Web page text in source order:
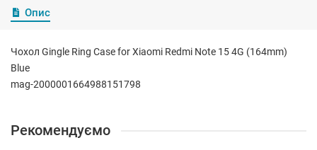
Опис
Чохол Gingle Ring Case for Xiaomi Redmi Note 15 4G (164mm)
Blue
mag-2000001664988151798
Рекомендуємо